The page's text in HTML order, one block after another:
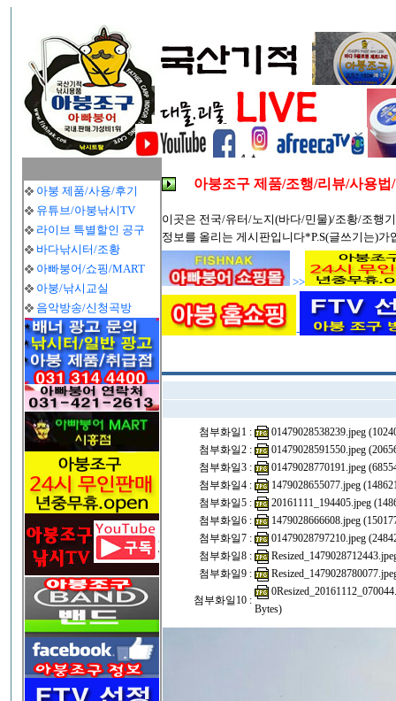
아붕 제품/사용/후기
유튜브/아붕낚시TV
라이브 특별할인 공구
바다낚시터/조황
아빠붕어/쇼핑/MART
아붕/낚시교실
음악방송/신청곡방
아붕조구 제품/조행/리뷰/사용법
이곳은 전국/유터/노지(바다/민물)/조황/조행
정보를 올리는 게시판입니다*P.S(글쓰기는)가
>>
-
첨부화일1 :
01479028538239.jpeg
첨부화일2 :
01479028591550.jpeg
첨부화일3 :
01479028770191.jpeg
첨부화일4 :
1479028655077.jpeg
첨부화일5 :
20161111_194405.jpeg
첨부화일6 :
1479028666608.jpeg
첨부화일7 :
01479028797210.jpeg
첨부화일8 :
첨부화일9 :
첨부화일10 :
Bytes)